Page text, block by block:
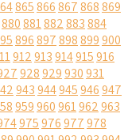
865866867868869
880881882883884
896897898899900
912913914915916
928929930931
943944945946947
959960961962963
975976977978